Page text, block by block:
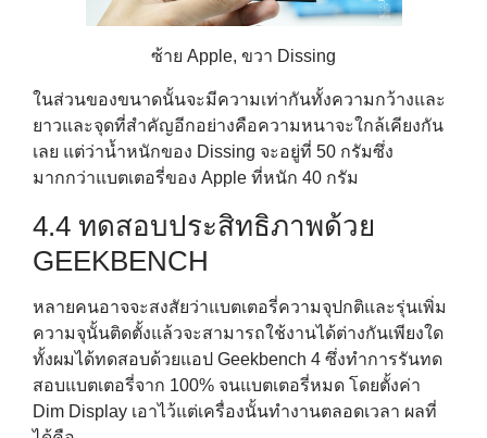
ซ้าย Apple, ขวา Dissing
ในส่วนของขนาดนั้นจะมีความเท่ากันทั้งความกว้างและ
ยาวและจุดที่สำคัญอีกอย่างคือความหนาจะใกล้เคียงกัน
เลย แต่ว่าน้ำหนักของ Dissing จะอยู่ที่ 50 กรัมซึ่ง
มากกว่าแบตเตอรี่ของ Apple ที่หนัก 40 กรัม
4.4 ทดสอบประสิทธิภาพด้วย
GEEKBENCH
หลายคนอาจจะสงสัยว่าแบตเตอรี่ความจุปกติและรุ่นเพิ่ม
ความจุนั้นติดตั้งแล้วจะสามารถใช้งานได้ต่างกันเพียงใด
ทั้งผมได้ทดสอบด้วยแอป Geekbench 4 ซึ่งทำการรันทด
สอบแบตเตอรี่จาก 100% จนแบตเตอรี่หมด โดยตั้งค่า
Dim Display เอาไว้แต่เครื่องนั้นทำงานตลอดเวลา ผลที่